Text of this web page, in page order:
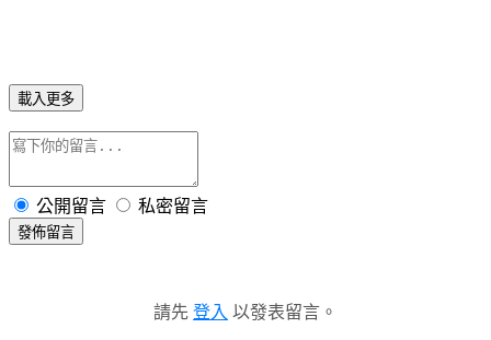
載入更多
公開留言 私密留言
發佈留言
請先 登入 以發表留言。